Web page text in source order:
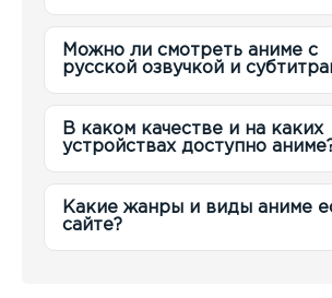
Можно ли смотреть аниме с
русской озвучкой и
В каком качестве и на каких
устройствах доступно
Какие жанры и виды аниме
сайте?